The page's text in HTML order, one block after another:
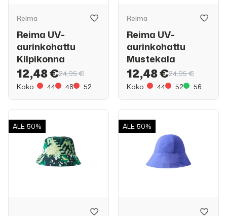
Reima
Reima UV-
aurinkohattu
Kilpikonna
12,48 €24,95 €
Koko:
44 48 52
Reima
Reima UV-
aurinkohattu
Mustekala
12,48 €24,95 €
Koko:
44 52 56
ALE 50% ALE 50%